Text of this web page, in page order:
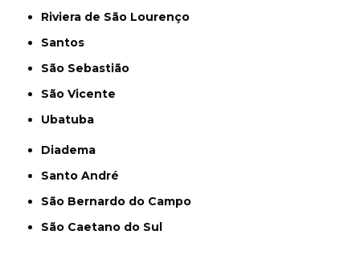
Riviera de São Lourenço
Santos
São Sebastião
São Vicente
Ubatuba
Diadema
Santo André
São Bernardo do Campo
São Caetano do Sul